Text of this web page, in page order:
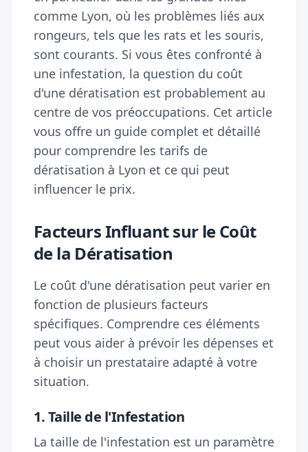
comme Lyon, où les problèmes liés aux
rongeurs, tels que les rats et les souris,
sont courants. Si vous êtes confronté à
une infestation, la question du coût
d'une dératisation est probablement au
centre de vos préoccupations. Cet article
vous offre un guide complet et détaillé
pour comprendre les tarifs de
dératisation à Lyon et ce qui peut
influencer le prix.
Facteurs Influant sur le Coût
de la Dératisation
Le coût d'une dératisation peut varier en
fonction de plusieurs facteurs
spécifiques. Comprendre ces éléments
peut vous aider à prévoir les dépenses et
à choisir un prestataire adapté à votre
situation.
1. Taille de l'Infestation
La taille de l'infestation est un paramètre